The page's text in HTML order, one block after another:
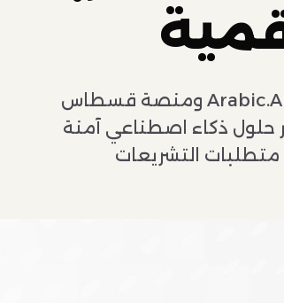
&nbsp;عمّان، الأردن: في 30 مارس 2026 - أعلنت Arabic.AI ومنصة قسطاس
حلول ذكاء اصطناعي آمنة
متطلبات التشريعات